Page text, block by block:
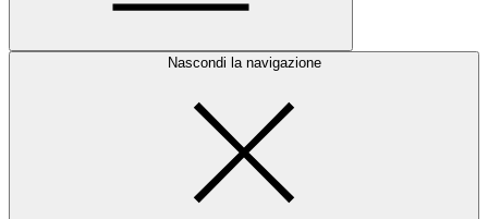
Nascondi la navigazione